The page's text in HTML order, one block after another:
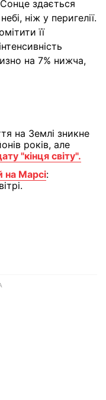
здається
ніж у перигелії.
її
на 7% нижча,
на Землі зникне
років, але
"кінця світу".
Марсі:
у Viber
у Whatsapp
у Messenger
у LinkedIn
у Google news
у Viber
у LinkedIn